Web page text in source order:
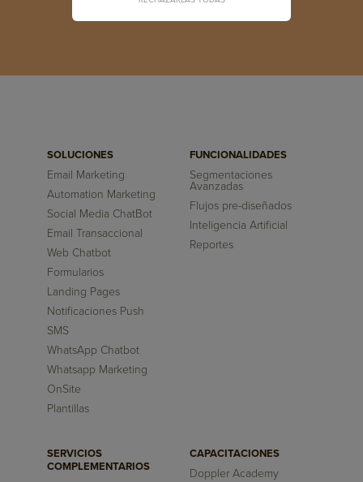
SOLUCIONES
Email Marketing
Automation Marketing
Social Media ChatBot
Email Transaccional
Web Chatbot
Formularios
Landing Pages
Notificaciones Push
SMS
WhatsApp Chatbot
Whatsapp Marketing
OnSite
Plantillas
FUNCIONALIDADES
Segmentaciones
Avanzadas
Flujos pre-diseñados
Inteligencia Artificial
Reportes
SERVICIOS
COMPLEMENTARIOS
CAPACITACIONES
Doppler Academy